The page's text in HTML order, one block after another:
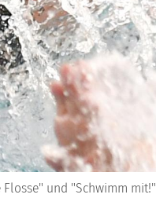
und "Schwimm mit!"